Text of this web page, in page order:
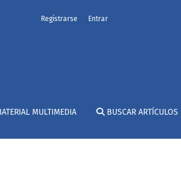
MULTIMEDIA BUSCAR ARTÍCULOS
Registrarse Entrar